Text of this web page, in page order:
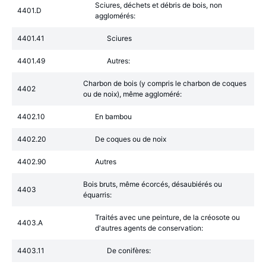
4401.D
Sciures, déchets et débris de bois, non
agglomérés:
4401.41 Sciures
4401.49 Autres:
4402
Charbon de bois (y compris le charbon de coques
ou de noix), même aggloméré:
4402.10 En bambou
4402.20 De coques ou de noix
4402.90 Autres
4403
Bois bruts, même écorcés, désaubiérés ou
équarris:
4403.A
Traités avec une peinture, de la créosote ou
d'autres agents de conservation:
4403.11 De conifères: